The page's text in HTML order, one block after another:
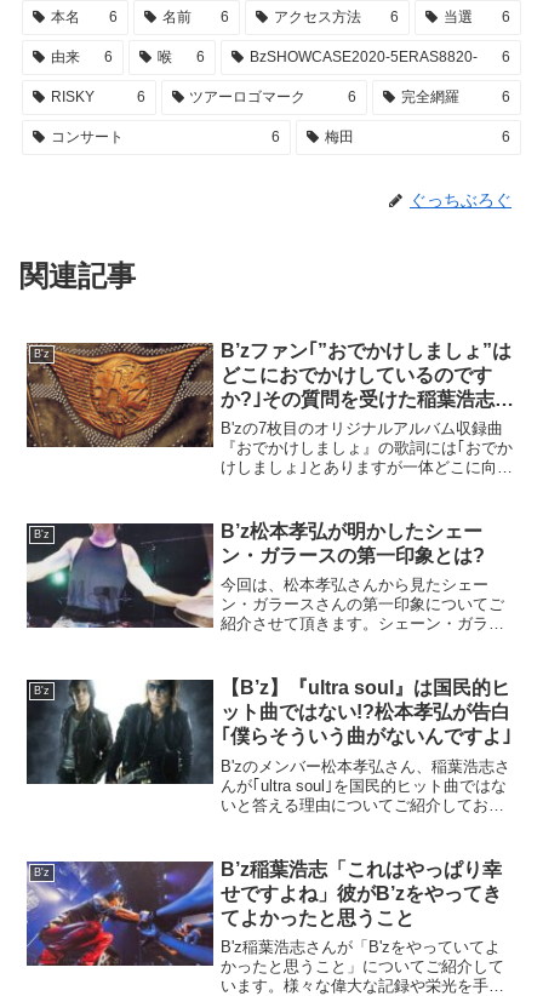
本名 6 名前 6 アクセス方法 6 当選 6
由来 6 喉 6 BzSHOWCASE2020-5ERAS8820- 6
RISKY 6 ツアーロゴマーク 6 完全網羅 6
コンサート 6 梅田 6
ぐっちぶろぐ
関連記事
B'z
B’zファン｢”おでかけしましょ”は
どこにおでかけしているのです
か?｣その質問を受けた稲葉浩志の
回答
B'zの7枚目のオリジナルアルバム収録曲
『おでかけしましょ』の歌詞には｢おでか
けしましょ｣とありますが一体どこに向か
さんが答えておられましたのでご紹介さ
せて頂きます。
B'z
B’z松本孝弘が明かしたシェー
ン・ガラースの第一印象とは?
今回は、松本孝弘さんから見たシェー
ン・ガラースさんの第一印象についてご
紹介させて頂きます。シェーン・ガラー
たドラマーですが、最初から関係は良好
だったのでしょうか?
B'z
【B’z】『ultra soul』は国民的ヒ
ット曲ではない!?松本孝弘が告白
｢僕らそういう曲がないんですよ｣
B'zのメンバー松本孝弘さん、稲葉浩志さ
んが｢ultra soul｣を国民的ヒット曲ではな
いと答える理由についてご紹介しており
B'z
B’z稲葉浩志「これはやっぱり幸
せですよね」彼がB’zをやってき
てよかったと思うこと
B'z稲葉浩志さんが「B'zをやっていてよ
かったと思うこと」についてご紹介して
います。様々な偉大な記録や栄光を手に